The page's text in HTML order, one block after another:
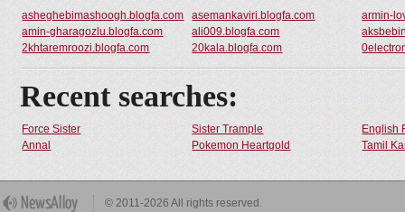
asheghebimashoogh.blogfa.com asemankaviri.blogfa.com
armin-
amin-gharagozlu.blogfa.com
ali009.blogfa.com
2khtaremroozi.blogfa.com
20kala.blogfa.com
Recent searches:
Force Sister Sister Trample
English
Annal
Pokemon Heartgold Tamil
© 2011-2026 All rights reserved.